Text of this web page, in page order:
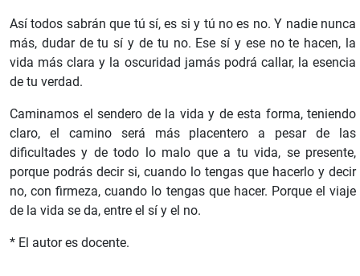
Así todos sabrán que tú sí, es si y tú no es no. Y nadie nunca
más, dudar de tu sí y de tu no. Ese sí y ese no te hacen, la
vida más clara y la oscuridad jamás podrá callar, la esencia
de tu verdad.
Caminamos el sendero de la vida y de esta forma, teniendo
claro, el camino será más placentero a pesar de las
dificultades y de todo lo malo que a tu vida, se presente,
porque podrás decir si, cuando lo tengas que hacerlo y decir
no, con firmeza, cuando lo tengas que hacer. Porque el viaje
de la vida se da, entre el sí y el no.
* El autor es docente.